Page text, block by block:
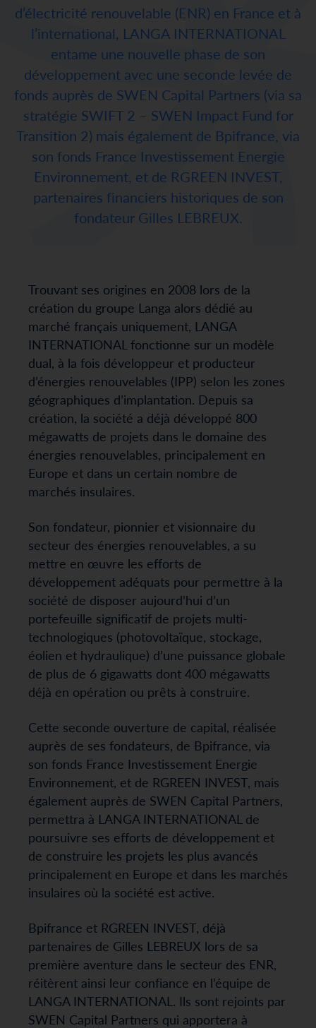
d’électricité renouvelable (ENR) en France et à
l’international, LANGA INTERNATIONAL
entame une nouvelle phase de son
développement avec une seconde levée de
fonds auprès de SWEN Capital Partners (via sa
stratégie SWIFT 2 – SWEN Impact Fund for
Transition 2) mais également de Bpifrance, via
son fonds France Investissement Energie
Environnement, et de RGREEN INVEST,
partenaires financiers historiques de son
fondateur Gilles LEBREUX.
Trouvant ses origines en 2008 lors de la
création du groupe Langa alors dédié au
marché français uniquement, LANGA
INTERNATIONAL fonctionne sur un modèle
dual, à la fois développeur et producteur
d’énergies renouvelables (IPP) selon les zones
géographiques d’implantation. Depuis sa
création, la société a déjà développé 800
mégawatts de projets dans le domaine des
énergies renouvelables, principalement en
Europe et dans un certain nombre de
marchés insulaires.
Son fondateur, pionnier et visionnaire du
secteur des énergies renouvelables, a su
mettre en œuvre les efforts de
développement adéquats pour permettre à la
société de disposer aujourd’hui d’un
portefeuille significatif de projets multi-
technologiques (photovoltaïque, stockage,
éolien et hydraulique) d’une puissance globale
de plus de 6 gigawatts dont 400 mégawatts
déjà en opération ou prêts à construire.
Cette seconde ouverture de capital, réalisée
auprès de ses fondateurs, de Bpifrance, via
son fonds France Investissement Energie
Environnement, et de RGREEN INVEST, mais
également auprès de SWEN Capital Partners,
permettra à LANGA INTERNATIONAL de
poursuivre ses efforts de développement et
de construire les projets les plus avancés
principalement en Europe et dans les marchés
insulaires où la société est active.
Bpifrance et RGREEN INVEST, déjà
partenaires de Gilles LEBREUX lors de sa
première aventure dans le secteur des ENR,
réitèrent ainsi leur confiance en l’équipe de
LANGA INTERNATIONAL. Ils sont rejoints par
SWEN Capital Partners qui apportera à